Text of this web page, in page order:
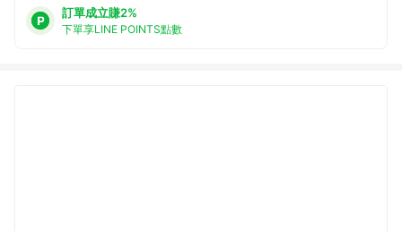
訂單成立賺2%
下單享LINE POINTS點數